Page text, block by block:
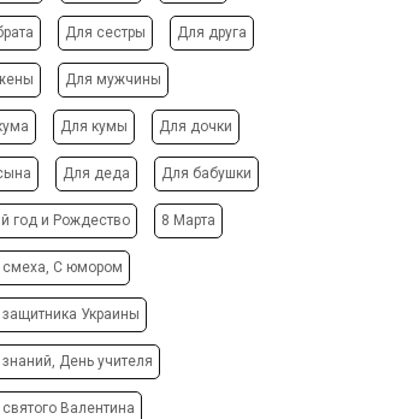
/
РЕКЛАМНЫЕ
КОНСТРУКЦИИ
ТРАНСПОРТНАЯ РЕКЛАМА
ДИЗАЙН УСЛУГИ
ЗАПРАВКА/СЕРВИС
ПОДАРИТЬ ПЕСНЮ
Для сестры Для друга
Для мужчины
Для кумы Для дочки
Для деда Для бабушки
год и Рождество 8 Марта
смеха, С юмором
Украины
День учителя
Валентина